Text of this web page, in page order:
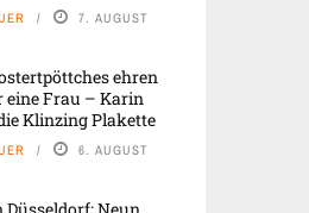
7. AUGUST
ehren
eine Frau – Karin
Klinzing Plakette
6. AUGUST